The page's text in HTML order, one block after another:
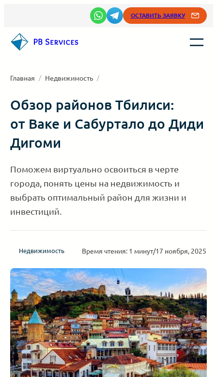
содержимому
ОСТАВИТЬ ЗАЯВКУ
Главная / Недвижимость /
Обзор районов Тбилиси:
от Ваке и Сабуртало до Диди
Дигоми
Поможем виртуально освоиться в черте
города, понять цены на недвижимость и
выбрать оптимальный район для жизни и
инвестиций.
Недвижимость Время чтения: 1 минут/17 ноября, 2025